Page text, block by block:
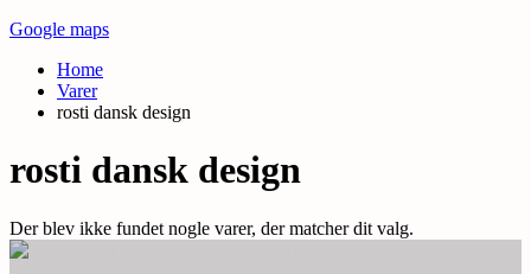
Google maps
Home
Varer
rosti dansk design
rosti dansk design
Der blev ikke fundet nogle varer, der matcher dit valg.